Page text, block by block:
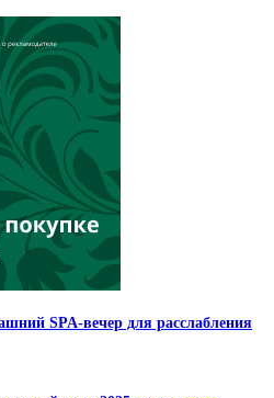
SPA-вечер для расслабления